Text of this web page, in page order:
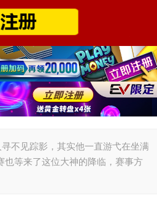
不见踪影，其实他一直游弋在坐满
也等来了这位大神的降临，赛事方